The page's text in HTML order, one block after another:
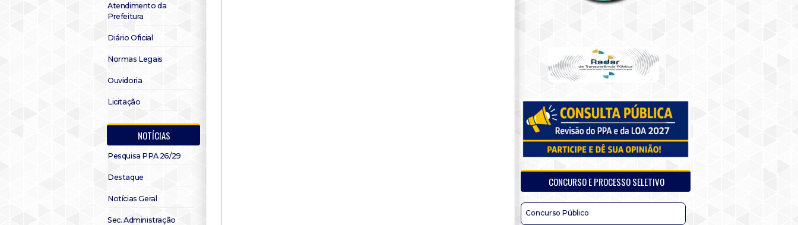
Atendimento da
Prefeitura
Diário Oficial
Normas Legais
Ouvidoria
Licitação
NOTÍCIAS
Pesquisa PPA 26/29
Destaque
Notícias Geral
Sec. Administração
CONCURSO E PROCESSO SELETIVO
Concurso Público